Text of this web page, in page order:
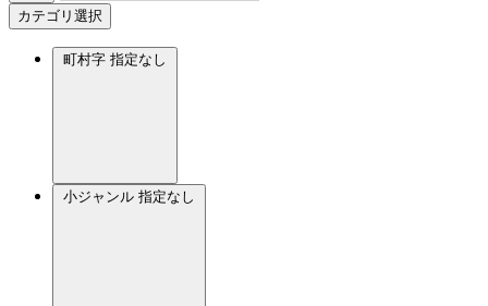
カテゴリ選択
町村字 指定なし
小ジャンル 指定なし